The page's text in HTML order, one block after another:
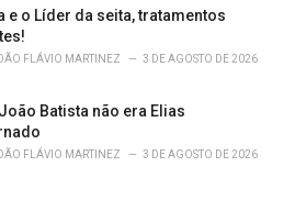
e o Líder da seita, tratamentos
FLÁVIO MARTINEZ 3 DE AGOSTO DE 2026
Batista não era Elias
FLÁVIO MARTINEZ 3 DE AGOSTO DE 2026